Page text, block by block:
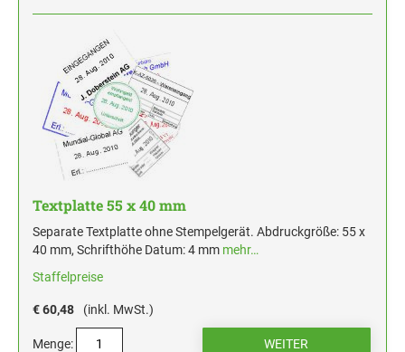
Textplatte 55 x 40 mm
Separate Textplatte ohne Stempelgerät. Abdruckgröße: 55 x
40 mm, Schrifthöhe Datum: 4 mm mehr…
Staffelpreise
€ 60,48 (inkl. MwSt.)
Menge: